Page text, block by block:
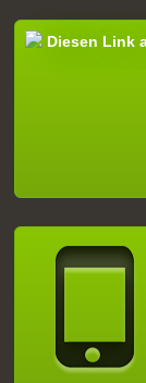
Diesen Link